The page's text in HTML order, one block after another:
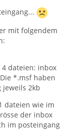
mit folgendem
dateien: inbox
*.msf haben
2kb
dateien wie im
der inbox
im posteingang